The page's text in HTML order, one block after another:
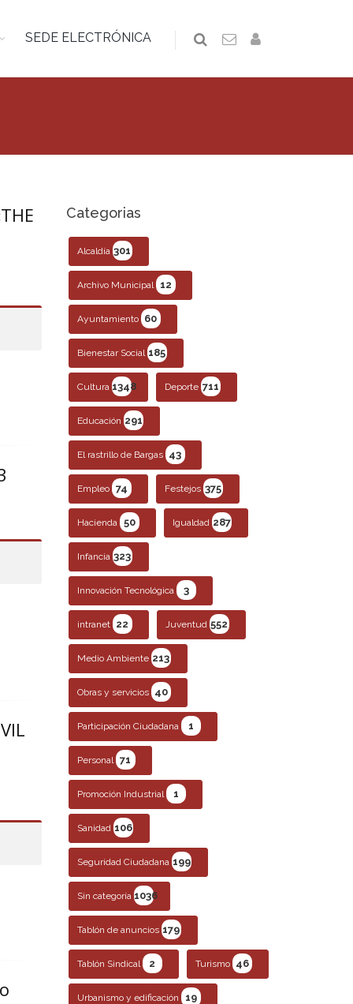
SEDE ELECTRÓNICA
Categorias
Alcaldía 301
Archivo Municipal 12
Ayuntamiento 60
Bienestar Social 185
Cultura 1348 Deporte 711
Educación 291
El rastrillo de Bargas 43
Empleo 74 Festejos 375
Hacienda 50 Igualdad 287
Infancia 323
Innovación Tecnológica 3
intranet 22 Juventud 552
Medio Ambiente 213
Obras y servicios 40
Participación Ciudadana 1
Personal 71
Promoción Industrial 1
Sanidad 106
Seguridad Ciudadana 199
Sin categoría 1036
Tablón de anuncios 179
Tablón Sindical 2 Turismo 46
Urbanismo y edificación 19